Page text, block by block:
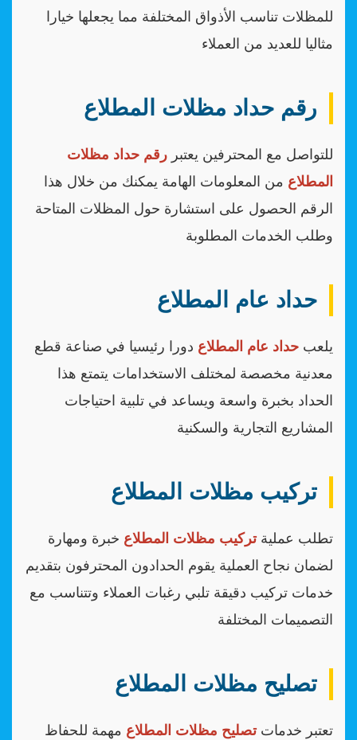
للمظلات تناسب الأذواق المختلفة مما يجعلها خيارا
مثاليا للعديد من العملاء
رقم حداد مظلات المطلاع
للتواصل مع المحترفين يعتبر رقم حداد مظلات
المطلاع من المعلومات الهامة يمكنك من خلال هذا
الرقم الحصول على استشارة حول المظلات المتاحة
وطلب الخدمات المطلوبة
حداد عام المطلاع
يلعب حداد عام المطلاع دورا رئيسيا في صناعة قطع
معدنية مخصصة لمختلف الاستخدامات يتمتع هذا
الحداد بخبرة واسعة ويساعد في تلبية احتياجات
المشاريع التجارية والسكنية
تركيب مظلات المطلاع
تطلب عمليةتركيب مظلات المطلاع خبرة ومهارة
لضمان نجاح العملية يقوم الحدادون المحترفون بتقديم
خدمات تركيب دقيقة تلبي رغبات العملاء وتتناسب مع
التصميمات المختلفة
تصليح مظلات المطلاع
تعتبر خدماتتصليح مظلات المطلاع مهمة للحفاظ